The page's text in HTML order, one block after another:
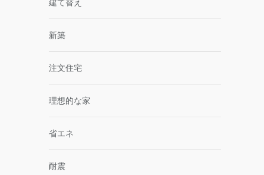
建て替え
新築
注文住宅
理想的な家
省エネ
耐震